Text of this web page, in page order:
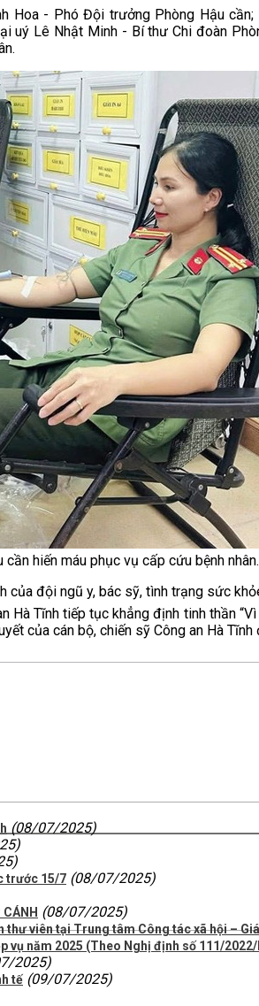
Hoa - Phó Đội trưởng Phòng Hậu
Lê Nhật Minh - Bí thư Chi đoàn
hiến máu phục vụ cấp cứu bệnh nhân.
đội ngũ y, bác sỹ, tình trạng sức
Hà Tĩnh tiếp tục khẳng định tinh thần
của cán bộ, chiến sỹ Công an Hà
(08/07/2025)
trước 15/7 (08/07/2025)
(08/07/2025)
thư viên tại Trung tâm Công tác xã hội –
vụ năm 2025 (Theo Nghị định số 111/
2025)
tế (09/07/2025)